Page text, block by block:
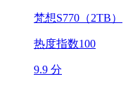
梵想S770（2TB）
热度指数100
9.9 分